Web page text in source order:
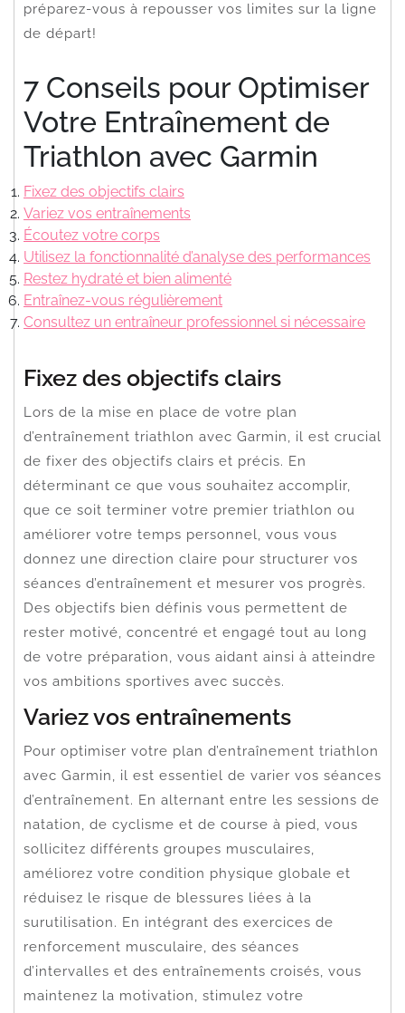
préparez-vous à repousser vos limites sur la ligne
de départ!
7 Conseils pour Optimiser
Votre Entraînement de
Triathlon avec Garmin
Fixez des objectifs clairs
Variez vos entraînements
Écoutez votre corps
Utilisez la fonctionnalité d’analyse des performances
Restez hydraté et bien alimenté
Entraînez-vous régulièrement
Consultez un entraîneur professionnel si nécessaire
Fixez des objectifs clairs
Lors de la mise en place de votre plan
d’entraînement triathlon avec Garmin, il est crucial
de fixer des objectifs clairs et précis. En
déterminant ce que vous souhaitez accomplir,
que ce soit terminer votre premier triathlon ou
améliorer votre temps personnel, vous vous
donnez une direction claire pour structurer vos
séances d’entraînement et mesurer vos progrès.
Des objectifs bien définis vous permettent de
rester motivé, concentré et engagé tout au long
de votre préparation, vous aidant ainsi à atteindre
vos ambitions sportives avec succès.
Variez vos entraînements
Pour optimiser votre plan d’entraînement triathlon
avec Garmin, il est essentiel de varier vos séances
d’entraînement. En alternant entre les sessions de
natation, de cyclisme et de course à pied, vous
sollicitez différents groupes musculaires,
améliorez votre condition physique globale et
réduisez le risque de blessures liées à la
surutilisation. En intégrant des exercices de
renforcement musculaire, des séances
d’intervalles et des entraînements croisés, vous
maintenez la motivation, stimulez votre